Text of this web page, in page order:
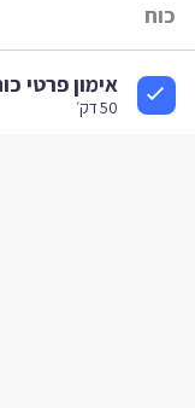
אימון פרטי כוח
50 דק׳